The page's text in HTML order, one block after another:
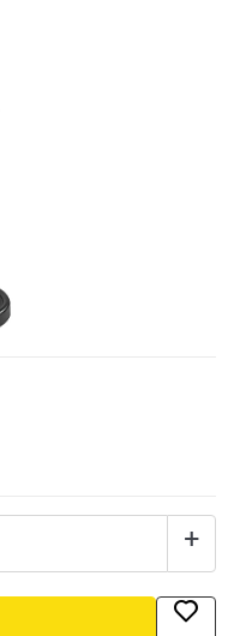
+